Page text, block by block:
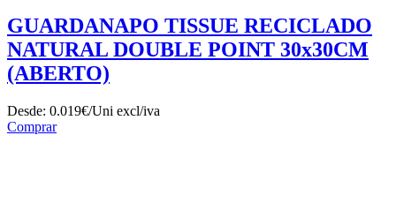
GUARDANAPO TISSUE RECICLADO
NATURAL DOUBLE POINT 30x30CM
(ABERTO)
Desde: 0.019€/Uni excl/iva
Comprar